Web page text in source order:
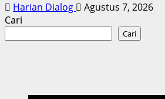
Harian Dialog
Agustus 7, 2026
Cari
Cari